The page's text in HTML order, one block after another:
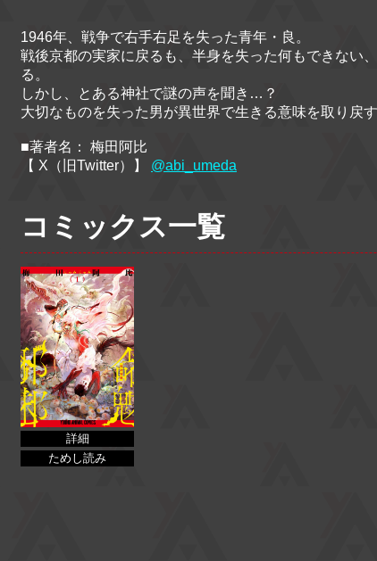
1946年、戦争で右手右足を失った青年・良。
戦後京都の実家に戻るも、半身を失った何もできない
る。
しかし、とある神社で謎の声を聞き…？
大切なものを失った男が異世界で生きる意味を取り戻
■著者名： 梅田阿比
【 X（旧Twitter）】 @abi_umeda
コミックス一覧
詳細
ためし読み